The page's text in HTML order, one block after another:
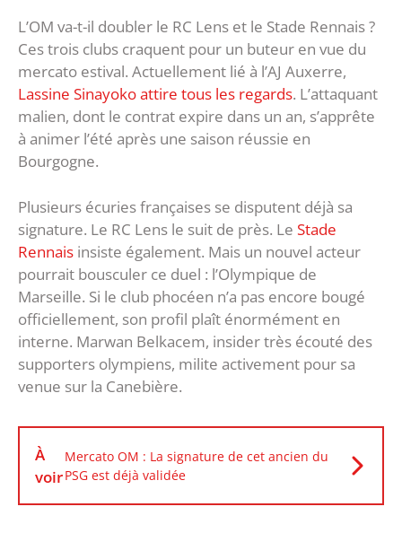
L’OM va-t-il doubler le RC Lens et le Stade Rennais ?
Ces trois clubs craquent pour un buteur en vue du
mercato estival. Actuellement lié à l’AJ Auxerre,
Lassine Sinayoko attire tous les regards. L’attaquant
malien, dont le contrat expire dans un an, s’apprête
à animer l’été après une saison réussie en
Bourgogne.
Plusieurs écuries françaises se disputent déjà sa
signature. Le RC Lens le suit de près. Le Stade
Rennais insiste également. Mais un nouvel acteur
pourrait bousculer ce duel : l’Olympique de
Marseille. Si le club phocéen n’a pas encore bougé
officiellement, son profil plaît énormément en
interne. Marwan Belkacem, insider très écouté des
supporters olympiens, milite activement pour sa
venue sur la Canebière.
À
voir
Mercato OM : La signature de cet ancien du
PSG est déjà validée